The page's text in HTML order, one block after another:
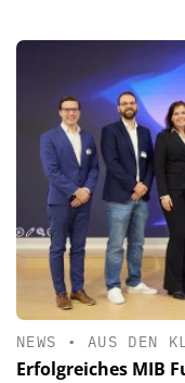
NEWS • AUS DEN
Erfolgreiches MIB